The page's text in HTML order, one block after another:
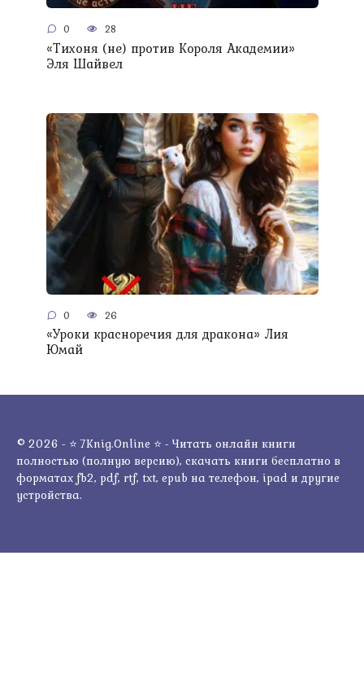
0 28
«Тихоня (не) против Короля Академии»
Эля Шайвел
0 26
«Уроки красноречия для дракона» Лия
Юмай
© 2026 - ⭐ 7Knig.Online ⭐ - Читать онлайн книги
полностью (полную версию), скачать книги бесплатно в
форматах fb2, pdf, rtf, txt, epub на телефон, ipad и другие
устройства.